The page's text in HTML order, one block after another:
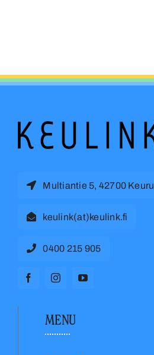
Multiantie 5, 42700
keulink(at)keulink.fi
0400 215 905
MENU